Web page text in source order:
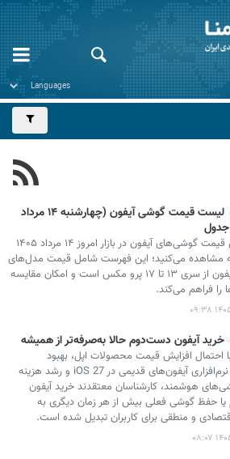
لیست قیمت گوشی آیفون (چهارشنبه ۱۴ مرداد
جدیدترین قیمت گوشی‌های آیفون در بازار امروز ۱۴ مرداد ۱۴۰۵
مشاهده می‌کنید؛ این فهرست شامل قیمت مدل‌های
مختلف آیفون از سری ۱۳ تا ۱۷ پرو مکس است و امکان مقایسه
را فراهم می‌کند.
خرید آیفون دست‌دوم حالا به‌صرفه‌تر از همیشه
احتمال افزایش قیمت محصولات اپل، بهبود
پشتیبانی نرم‌افزاری آیفون‌های قدیمی در iOS 27 و رشد هزینه
هوشمند، کارشناسان معتقدند خرید آیفون
حفظ گوشی فعلی بیش از هر زمان دیگری به
و منطقی برای کاربران تبدیل شده است.